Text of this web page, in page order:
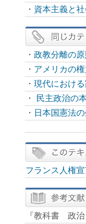
・ 資本主義と
・ 政教分離の
・ アメリカの
・ 現代におけ
・
民主政治の
・ 日本国憲法
フランス人権
『教科書 政